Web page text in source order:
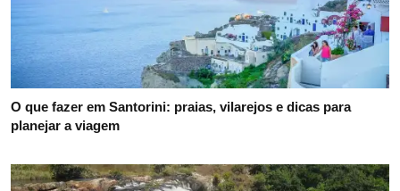
O que fazer em Santorini: praias, vilarejos e dicas para
planejar a viagem